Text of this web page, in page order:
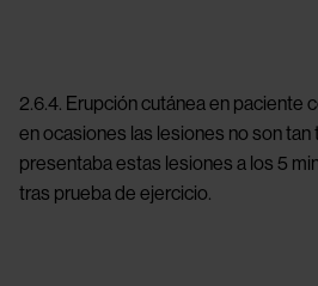
2.6.4. Erupción cutánea en paciente
en ocasiones las lesiones no son
presentaba estas lesiones a los 5
tras prueba de ejercicio.